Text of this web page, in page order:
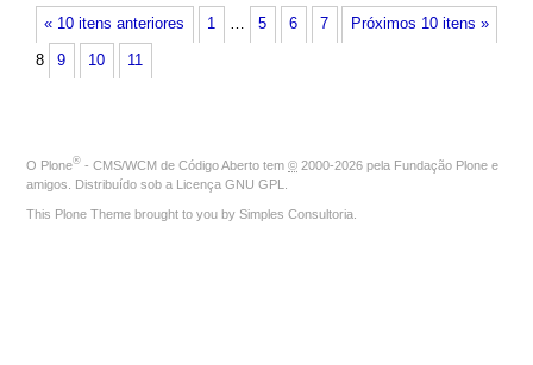
« 10 itens anteriores Próximos 10 itens »
1 … 5 6 7
8 9 10 11
O Plone® - CMS/WCM de Código Aberto tem © 2000-2026 pela Fundação Plone e
amigos. Distribuído sob a Licença GNU GPL
This Plone Theme brought to you by Simples Consultoria